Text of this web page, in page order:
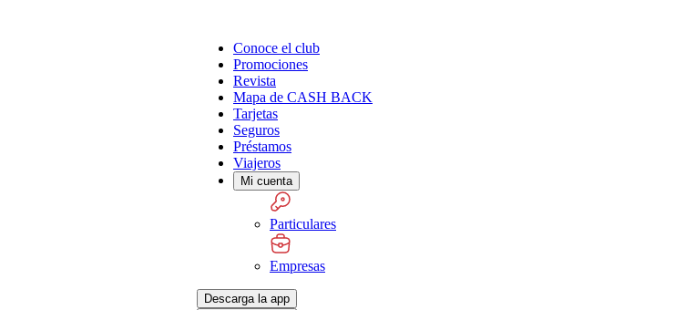
Conoce el club
Promociones
Revista
Mapa de CASH BACK
Tarjetas
Seguros
Préstamos
Viajeros
Mi cuenta
Particulares
Empresas
Descarga la app